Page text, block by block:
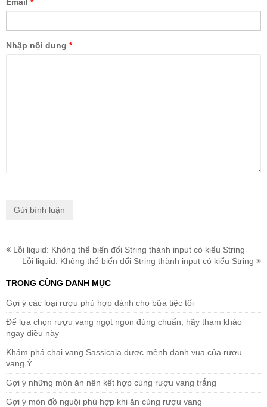
Nhập nội dung *
Lỗi liquid: Không thể biến đổi String thành input có kiểu String
Lỗi liquid: Không thể biến đổi String thành input có kiểu String
TRONG CÙNG DANH MỤC
Gợi ý các loại rượu phù hợp dành cho bữa tiệc tối
Để lựa chọn rượu vang ngọt ngon đúng chuẩn, hãy tham khảo
ngay điều này
Khám phá chai vang Sassicaia được mệnh danh vua của rượu
vang Ý
Gợi ý những món ăn nên kết hợp cùng rượu vang trắng
Gợi ý món đồ nguội phù hợp khi ăn cùng rượu vang